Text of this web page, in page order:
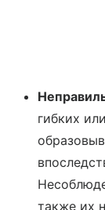
гибких
также их